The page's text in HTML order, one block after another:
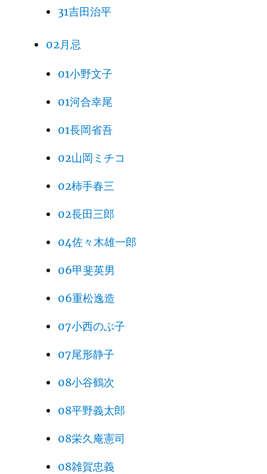
31吉田治平
02月忌
01小野文子
01河合幸尾
01長岡省吾
02山岡ミチコ
02柿手春三
02長田三郎
04佐々木雄一郎
06甲斐英男
06重松逸造
07小西のぶ子
07尾形静子
08小谷鶴次
08平野義太郎
08栄久庵憲司
08雑賀忠義